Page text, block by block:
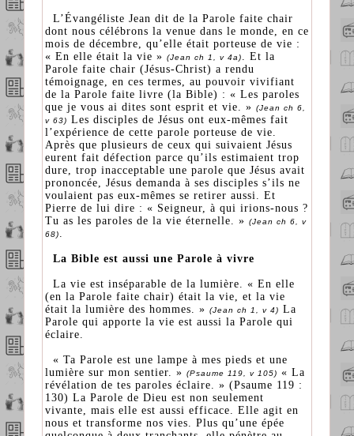
L’Évangéliste Jean dit de la Parole faite chair
dont nous célébrons la venue dans le monde, en ce
mois de décembre, qu’elle était porteuse de vie :
« En elle était la vie » (Jean ch 1, v 4a)
. Et la
Parole faite chair (Jésus-Christ) a rendu
témoignage, en ces termes, au pouvoir vivifiant
de la Parole faite livre (la Bible) : « Les paroles
que je vous ai dites sont esprit et vie. » (Jean ch 6,
v 63) Les disciples de Jésus ont eux-mêmes fait
l’expérience de cette parole porteuse de vie.
Après que plusieurs de ceux qui suivaient Jésus
eurent fait défection parce qu’ils estimaient trop
dure, trop inacceptable une parole que Jésus avait
prononcée, Jésus demanda à ses disciples s’ils ne
voulaient pas eux-mêmes se retirer aussi. Et
Pierre de lui dire : « Seigneur, à qui irions-nous ?
Tu as les paroles de la vie éternelle. » (Jean ch 6, v
68)
La Bible est aussi une Parole à vivre
La vie est inséparable de la lumière. « En elle
(en la Parole faite chair) était la vie, et la vie
était la lumière des hommes. » (Jean ch 1, v 4) La
Parole qui apporte la vie est aussi la Parole qui
éclaire.
« Ta Parole est une lampe à mes pieds et une
lumière sur mon sentier. » (Psaume 119, v 105) « La
révélation de tes paroles éclaire. » (Psaume 119 :
130) La Parole de Dieu est non seulement
vivante, mais elle est aussi efficace. Elle agit en
nous et transforme nos vies. Plus qu’une épée